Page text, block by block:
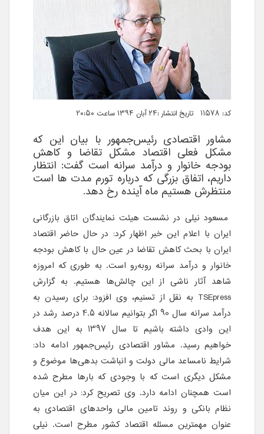
کد: 11578 تاریخ انتشار :۲۴ آبان ۱۳۹۴ ساعت ۲۰:۵۰
مشاور اقتصادی رئیس‌جمهور با بیان این که
مشکل فعلی اقتصاد مشکل تقاضا و کاهش
بودجه خانوار و درآمد سرانه است گفت: انتظار
داریم، اتفاق بزرگی که درباره تورم مدت ها است
منتظرش هستیم ماه آینده رخ دهد.
مسعود نیلی در نشست هیئت نمایندگان اتاق بازرگانی
ایران با اعلام این خبر اظهار کرد: در حال حاضر اقتصاد
ایران با بحث کاهش تقاضا در عین حال با کاهش بودجه
خانوار و درآمد سرانه روبه‌رو است. به طوری که امروزه
شاهد آثار ناشی از این چالش‌ها هستیم. به گزارش
TSEpress به نقل از تسنیم، وی افزود: برای رسیدن به
درآمد سرانه سال 90 اگر بتوانیم سالانه 4.5 درصد رشد در
این وادی داشته باشیم تا سال 1397 به این هدف
خواهیم رسید. مشاور اقتصادی رئیس‌جمهور ادامه داد:
شرایط نامساعد مالی دولت و انباشت بدهی‌ها موضوع و
مشکل دیگری است که با وجودی که بارها مطرح شده
است همچنان ادامه دارد. وی تصریح کرد: در این میان
نظام بانکی و روند تامین مالی واحدهای اقتصادی به
عنوان مهمترین مسئله اقتصاد کشور مطرح است. نیلی